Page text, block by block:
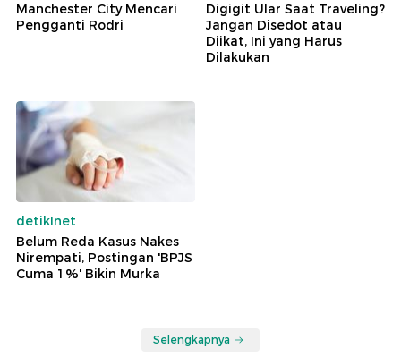
Manchester City Mencari
Pengganti Rodri
Digigit Ular Saat Traveling?
Jangan Disedot atau
Diikat, Ini yang Harus
Dilakukan
detikInet
Belum Reda Kasus Nakes
Nirempati, Postingan 'BPJS
Cuma 1%' Bikin Murka
Selengkapnya